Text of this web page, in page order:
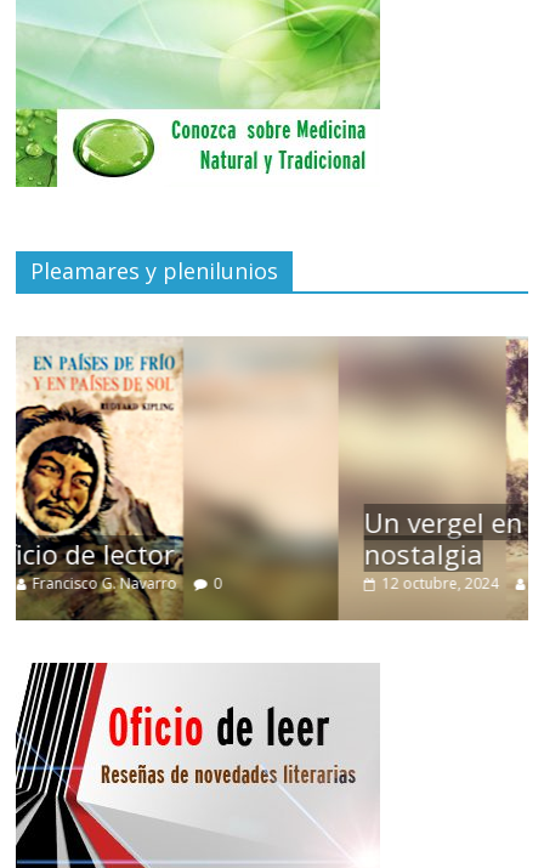
Pleamares y plenilunios
Un vergel en las nieblas de la
nostalgia
12 octubre, 2024 Francisco G. Navarro 0